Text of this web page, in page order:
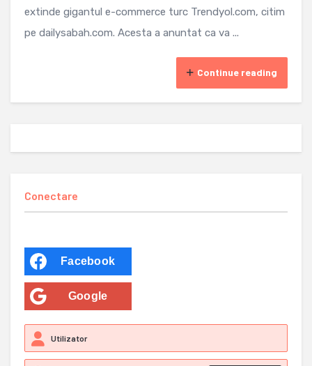
extinde gigantul e-commerce turc Trendyol.com, citim
pe dailysabah.com. Acesta a anuntat ca va ...
Continue reading
Conectare
Facebook
Google